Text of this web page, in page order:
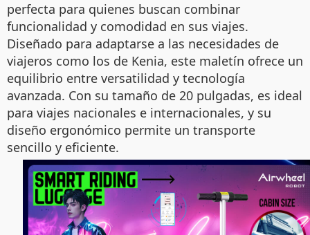
perfecta para quienes buscan combinar
funcionalidad y comodidad en sus viajes.
Diseñado para adaptarse a las necesidades de
viajeros como los de Kenia, este maletín ofrece un
equilibrio entre versatilidad y tecnología
avanzada. Con su tamaño de 20 pulgadas, es ideal
para viajes nacionales e internacionales, y su
diseño ergonómico permite un transporte
sencillo y eficiente.